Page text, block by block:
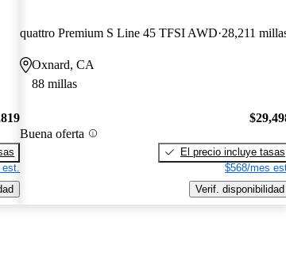
quattro Premium S Line 45 TFSI AWD 28,211
Oxnard, CA
88 millas
Buena oferta
El precio incluye tasas
$568/mes
Verif. disponibilidad